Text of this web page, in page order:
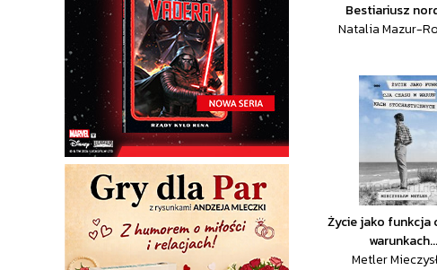
Bestiariusz
Natalia Mazur-
Życie jako funkcja
warunkach...
Metler